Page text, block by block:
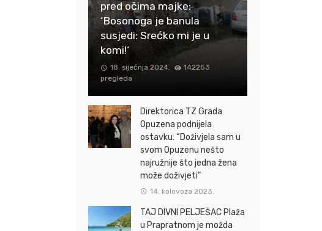
pred očima majke:
‘Bosonoga je banula
susjedi: Srećko mi je u
komi!‘
18. siječnja 2024.
142253
pregleda
Direktorica TZ Grada
Opuzena podnijela
ostavku: “Doživjela sam u
svom Opuzenu nešto
najružnije što jedna žena
može doživjeti”
14. kolovoza 2023.
TAJ DIVNI PELJEŠAC Plaža
u Prapratnom je možda